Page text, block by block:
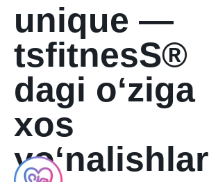
unique —
tsfitnesS®
dagi o‘ziga
xos
yo‘nalishlar